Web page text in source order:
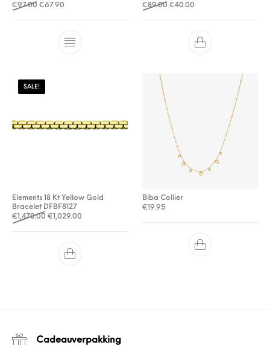
€97.00 Oorspronkelijke prijs was: €97.00.
€67.90 Huidige prijs is: €67.90.€89.00 Oorspronkelijke prijs was:
€40.00
SALE!
Elements 18 Kt Yellow Gold
Bracelet DFBF8127
€1,470.00 Oorspronkelijke prijs was: €1,470.00.
€1,029.00
Biba Collier
€19.95
Cadeauverpakking